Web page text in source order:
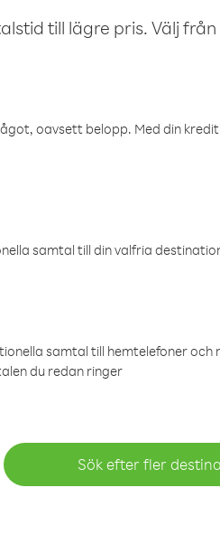
till lägre pris. Välj
oavsett belopp. Med din
samtal till din valfria
samtal till hemtelefoner
du redan ringer
Sök efter fler